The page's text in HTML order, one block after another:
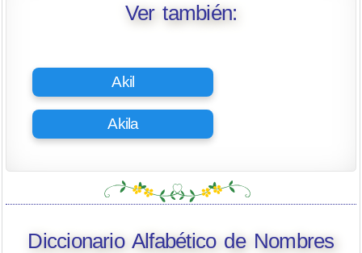
Ver también:
Akil
Akila
Diccionario Alfabético de Nombres